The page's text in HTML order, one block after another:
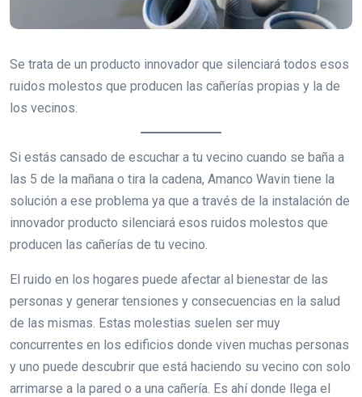
Se trata de un producto innovador que silenciará todos esos
ruidos molestos que producen las cañerías propias y la de
los vecinos.
Si estás cansado de escuchar a tu vecino cuando se baña a
las 5 de la mañana o tira la cadena, Amanco Wavin tiene la
solución a ese problema ya que a través de la instalación de
innovador producto silenciará esos ruidos molestos que
producen las cañerías de tu vecino.
El ruido en los hogares puede afectar al bienestar de las
personas y generar tensiones y consecuencias en la salud
de las mismas. Estas molestias suelen ser muy
concurrentes en los edificios donde viven muchas personas
y uno puede descubrir que está haciendo su vecino con solo
arrimarse a la pared o a una cañería. Es ahí donde llega el